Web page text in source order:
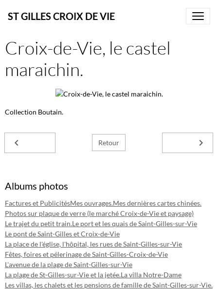
ST GILLES CROIX DE VIE
Croix-de-Vie, le castel
maraichin.
Collection Boutain.
Retour
Albums photos
Factures et PublicitésMes ouvrages.Mes dernières cartes chinées.
Photos sur plaque de verre (le marché Croix-de-Vie et paysage)
Le trajet du petit train.Le port et les quais de Saint-Gilles-sur-Vie
Le pont de Saint-Gilles et Croix-de-Vie
La place de l'église, l'hôpital, les rues de Saint-Gilles-sur-Vie
Fêtes, foires et pélerinage de Saint-Gilles-Croix-de-Vie
L'avenue de la plage de Saint-Gilles-sur-Vie
La plage de St-Gilles-sur-Vie et la jetée.La villa Notre-Dame
Les villas, les chalets et les pensions de famille de Saint-Gilles-sur-Vie.